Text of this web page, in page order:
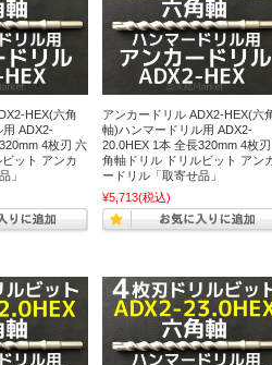
HEX(六角
用 ADX2-
4枚刃 六
ット アンカ
」
アンカードリル ADX2-HEX(六
軸)ハンマードリル用 ADX2-
20.0HEX 1本 全長320mm 4枚
角軸ドリル ドリルビット アン
ードリル「取寄せ品」
¥5,713(税込)